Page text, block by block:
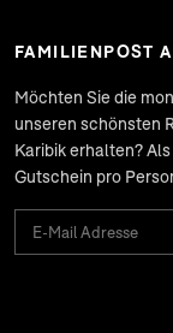
FAMILIENPOST
Möchten Sie die
unseren schönsten
Karibik erhalten?
Gutschein pro